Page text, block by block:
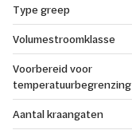
Type greep
Volumestroomklasse
Voorbereid voor
temperatuurbegrenzing
Aantal kraangaten